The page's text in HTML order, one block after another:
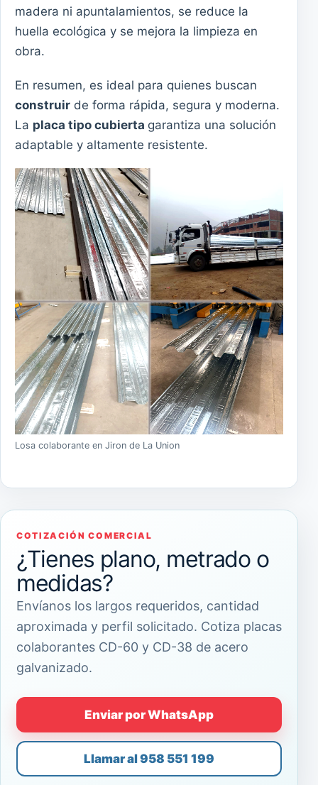
madera ni apuntalamientos, se reduce la
huella ecológica y se mejora la limpieza en
obra.
En resumen, es ideal para quienes buscan
construir de forma rápida, segura y moderna.
La placa tipo cubierta garantiza una solución
adaptable y altamente resistente.
Losa colaborante en Jiron de La Union
COTIZACIÓN COMERCIAL
¿Tienes plano, metrado o
medidas?
Envíanos los largos requeridos, cantidad
aproximada y perfil solicitado. Cotiza placas
colaborantes CD-60 y CD-38 de acero
galvanizado.
Enviar por WhatsApp
Llamar al 958 551 199